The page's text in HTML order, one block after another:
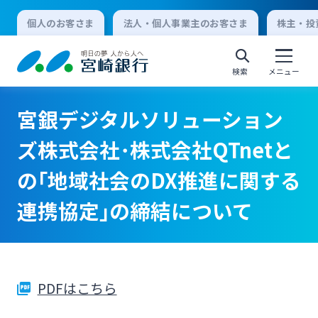
個人のお客さま 法人・個人事業主のお客さま 株主・
検索 メニュー
個人向けインターネットバンキング
ログオン
法人向けインターネットバンキング
宮銀デジタルソリューション
ズ株式会社･株式会社QTnetと
の｢地域社会のDX推進に関する
連携協定｣の締結について
PDFはこちら